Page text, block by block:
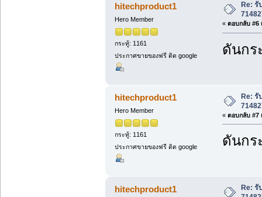
hitechproduct1
Hero Member
กระทู้: 1161
ประกาศขายของฟรี ติด google
Re:
« ตอบกลับ #6
ดันกร
hitechproduct1
Hero Member
กระทู้: 1161
ประกาศขายของฟรี ติด google
Re: รั
« ตอบกลับ #7
ดันกร
hitechproduct1
Re: รั